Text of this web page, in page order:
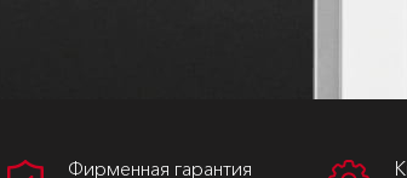
Фирменная гарантия